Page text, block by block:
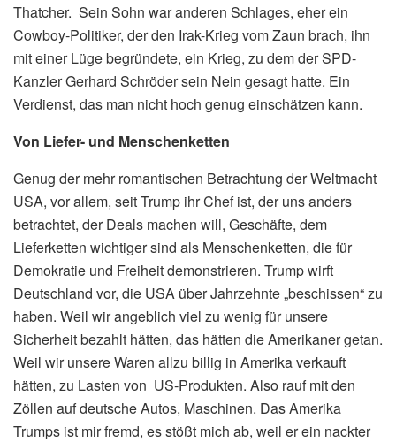
Thatcher. Sein Sohn war anderen Schlages, eher ein
Cowboy-Politiker, der den Irak-Krieg vom Zaun brach, ihn
mit einer Lüge begründete, ein Krieg, zu dem der SPD-
Kanzler Gerhard Schröder sein Nein gesagt hatte. Ein
Verdienst, das man nicht hoch genug einschätzen kann.
Von Liefer- und Menschenketten
Genug der mehr romantischen Betrachtung der Weltmacht
USA, vor allem, seit Trump ihr Chef ist, der uns anders
betrachtet, der Deals machen will, Geschäfte, dem
Lieferketten wichtiger sind als Menschenketten, die für
Demokratie und Freiheit demonstrieren. Trump wirft
Deutschland vor, die USA über Jahrzehnte „beschissen“ zu
haben. Weil wir angeblich viel zu wenig für unsere
Sicherheit bezahlt hätten, das hätten die Amerikaner getan.
Weil wir unsere Waren allzu billig in Amerika verkauft
hätten, zu Lasten von US-Produkten. Also rauf mit den
Zöllen auf deutsche Autos, Maschinen. Das Amerika
Trumps ist mir fremd, es stößt mich ab, weil er ein nackter